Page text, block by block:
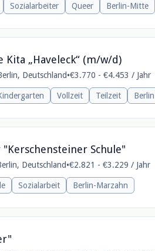
Sozialarbeiter Queer Berlin-Mitte
„Haveleck“ (m/w/d)
Deutschland•€3.770 - €4.453 / Jahr
Vollzeit Teilzeit
Schule"
Deutschland•€2.821 - €3.229 / Jahr
Sozialarbeit Berlin-Marzahn